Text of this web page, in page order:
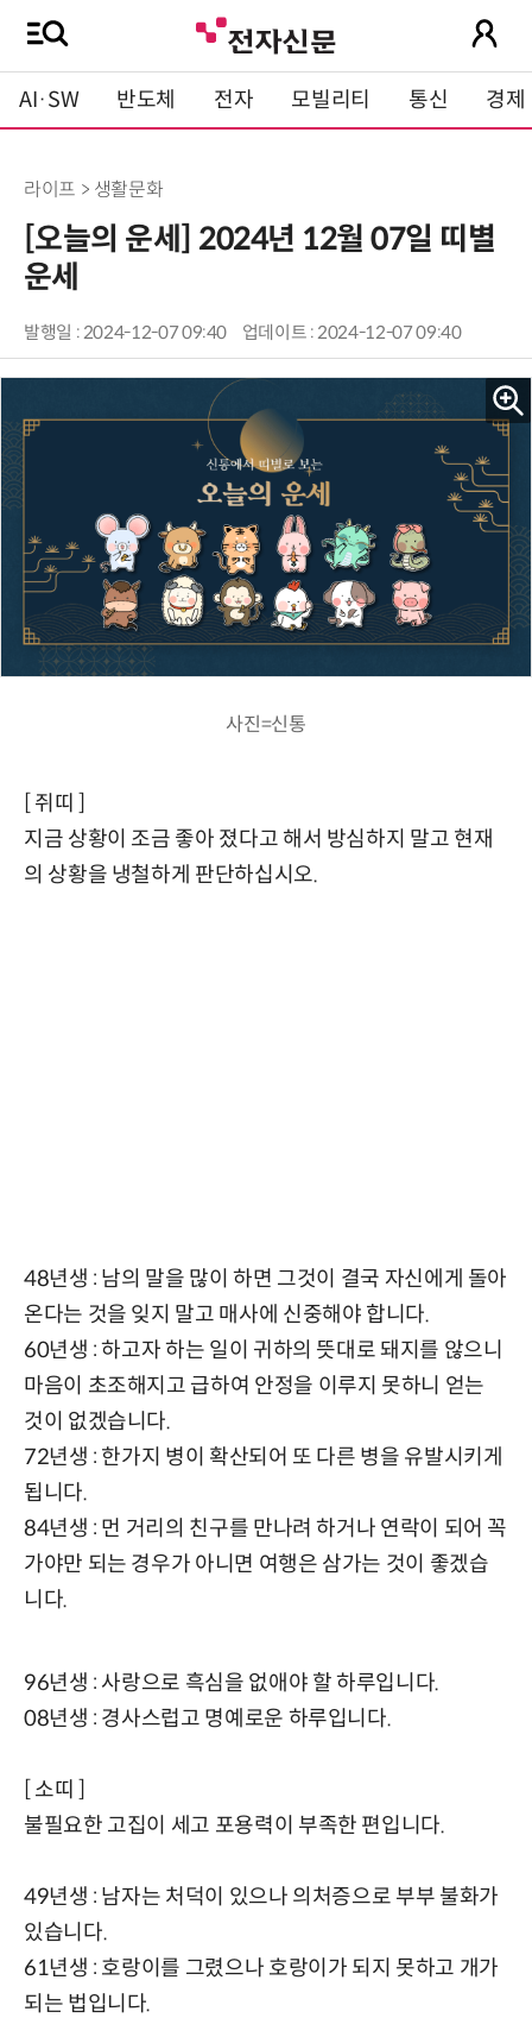
AI·SW 반도체 전자 모빌리티 통신 경제
라이프 > 생활문화
[오늘의 운세] 2024년 12월 07일 띠별
운세
발행일 : 2024-12-07 09:40 업데이트 : 2024-12-07 09:40
사진=신통
[ 쥐띠 ]
지금 상황이 조금 좋아 졌다고 해서 방심하지 말고 현재
의 상황을 냉철하게 판단하십시오.
48년생 : 남의 말을 많이 하면 그것이 결국 자신에게 돌아
온다는 것을 잊지 말고 매사에 신중해야 합니다.
60년생 : 하고자 하는 일이 귀하의 뜻대로 돼지를 않으니
마음이 초조해지고 급하여 안정을 이루지 못하니 얻는
것이 없겠습니다.
72년생 : 한가지 병이 확산되어 또 다른 병을 유발시키게
됩니다.
84년생 : 먼 거리의 친구를 만나려 하거나 연락이 되어 꼭
가야만 되는 경우가 아니면 여행은 삼가는 것이 좋겠습
니다.
96년생 : 사랑으로 흑심을 없애야 할 하루입니다.
08년생 : 경사스럽고 명예로운 하루입니다.
[ 소띠 ]
불필요한 고집이 세고 포용력이 부족한 편입니다.
49년생 : 남자는 처덕이 있으나 의처증으로 부부 불화가
있습니다.
61년생 : 호랑이를 그렸으나 호랑이가 되지 못하고 개가
되는 법입니다.